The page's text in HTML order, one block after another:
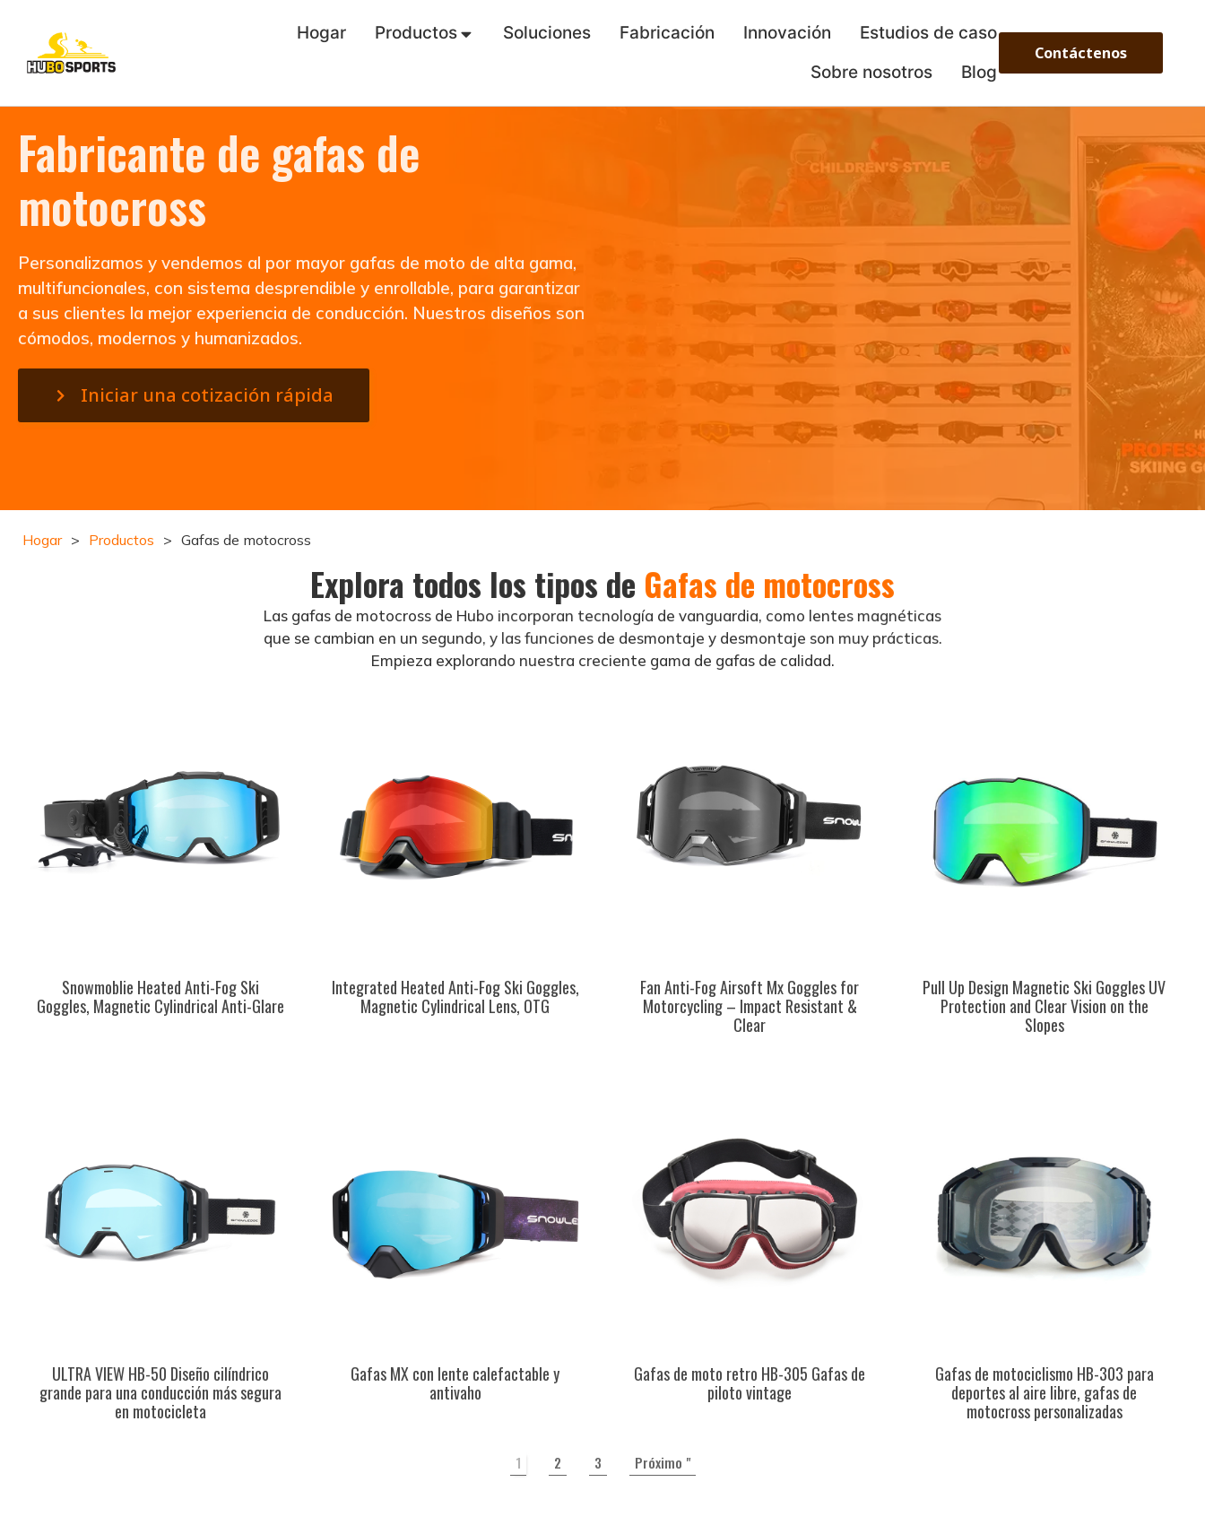
Hogar Productos Soluciones Fabricación Innovación
Estudios de caso
Sobre nosotros
Blog
Contáctenos
Fabricante de gafas de
motocross
Personalizamos y vendemos al por mayor gafas de moto de alta gama,
multifuncionales, con sistema desprendible y enrollable, para garantizar
a sus clientes la mejor experiencia de conducción. Nuestros diseños son
cómodos, modernos y humanizados.
Iniciar una cotización rápida
Hogar > Productos > Gafas de motocross
Explora todos los tipos de Gafas de motocross
Las gafas de motocross de Hubo incorporan tecnología de vanguardia, como lentes magnéticas
que se cambian en un segundo, y las funciones de desmontaje y desmontaje son muy prácticas.
Empieza explorando nuestra creciente gama de gafas de calidad.
Snowmoblie Heated Anti-Fog Ski
Goggles, Magnetic Cylindrical Anti-Glare
Integrated Heated Anti-Fog Ski Goggles,
Magnetic Cylindrical Lens, OTG
Fan Anti-Fog Airsoft Mx Goggles for
Motorcycling – Impact Resistant &
Clear
Pull Up Design Magnetic Ski Goggles UV
Protection and Clear Vision on the
Slopes
ULTRA VIEW HB-50 Diseño cilíndrico
grande para una conducción más segura
en motocicleta
Gafas MX con lente calefactable y
antivaho
Gafas de moto retro HB-305 Gafas de
piloto vintage
Gafas de motociclismo HB-303 para
deportes al aire libre, gafas de
motocross personalizadas
1 2 3 Próximo "